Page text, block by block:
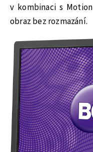
v kombinaci s
obraz bez rozmazání.